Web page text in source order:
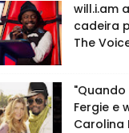
will.i.am
cadeira
The
Fergie e
Carolina